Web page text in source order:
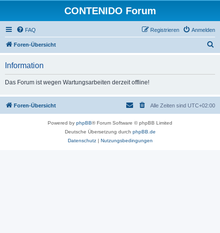
CONTENIDO Forum
FAQ Anmelden
Registrieren
Foren-Übersicht
Information
Das Forum ist wegen Wartungsarbeiten derzeit offline!
Foren-Übersicht Alle Zeiten sind UTC+02:00
Powered by phpBB® Forum Software © phpBB Limited
Deutsche Übersetzung durch phpBB.de
Datenschutz| Nutzungsbedingungen